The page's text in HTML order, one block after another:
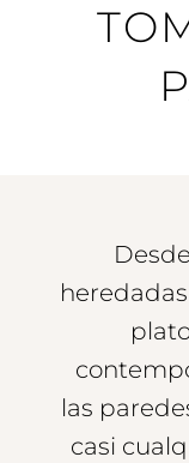
las
casi